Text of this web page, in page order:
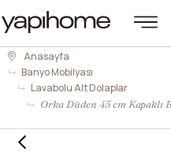
Anasayfa
Banyo Mobilyası
Lavabolu Alt Dolaplar
Orka Düden 45 cm Kapaklı